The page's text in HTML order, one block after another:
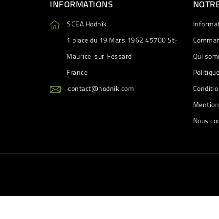
INFORMATIONS
SCEA Hodnik
1 place du 19 Mars 1962 45700 St-
Maurice-sur-Fessard
France
contact@hodnik.com
Qui
Nous